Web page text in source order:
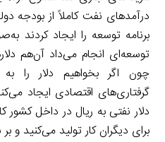
درآمدهای نفت کاملاً از بودجه
برنامه توسعه را ایجاد
توسعه‌ای انجام می‌داد آن‌هم
چون اگر بخواهیم دلار را به
گرفتاری‌های اقتصادی ایجاد
دلار نفتی به ریال در داخل
برای دیگران کار تولید می‌کنید و